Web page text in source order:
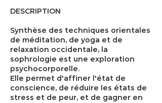
DESCRIPTION
Synthèse des techniques orientales
de méditation, de yoga et de
relaxation occidentale, la
sophrologie est une exploration
psychocorporelle.
Elle permet d'affiner l'état de
conscience, de réduire les états de
stress et de peur, et de gagner en